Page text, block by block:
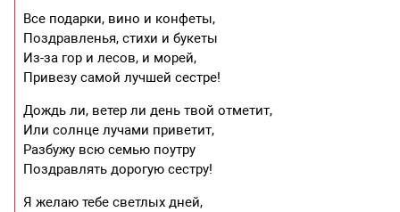
Все подарки, вино и конфеты,
Поздравленья, стихи и букеты
Из-за гор и лесов, и морей,
Привезу самой лучшей сестре!
Дождь ли, ветер ли день твой отметит,
Или солнце лучами приветит,
Разбужу всю семью поутру
Поздравлять дорогую сестру!
Я желаю тебе светлых дней,